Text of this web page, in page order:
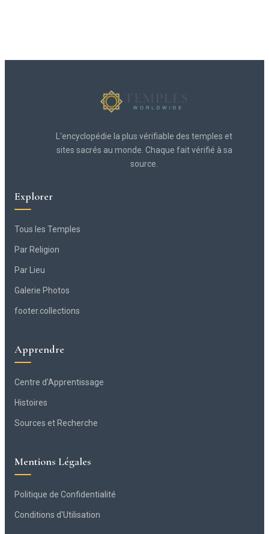
L'encyclopédie la plus vérifiable des temples et
sites sacrés au monde. Chaque fait vérifié à sa
source.
Explorer
Tous les Temples
Par Religion
Par Lieu
Galerie Photos
footer.collections
Apprendre
Centre d'Apprentissage
Histoires
Sources et Recherche
Mentions Légales
Politique de Confidentialité
Conditions d'Utilisation